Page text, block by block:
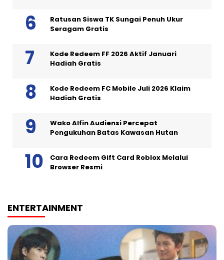
Ratusan Siswa TK Sungai Penuh Ukur
Seragam Gratis
Kode Redeem FF 2026 Aktif Januari
Hadiah Gratis
Kode Redeem FC Mobile Juli 2026 Klaim
Hadiah Gratis
Wako Alfin Audiensi Percepat
Pengukuhan Batas Kawasan Hutan
Cara Redeem Gift Card Roblox Melalui
Browser Resmi
ENTERTAINMENT